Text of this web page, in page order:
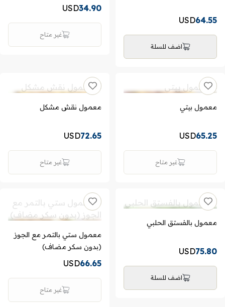
64.55
USD
اضف للسلة
34.90
USD
غير متاح
معمول بيتي
65.25
USD
غير متاح
معمول نقش مشكل
72.65
USD
غير متاح
معمول بالفستق الحلبي
75.80
USD
اضف للسلة
معمول ستي بالتمر مع الجوز
(بدون سكر مضاف)
66.65
USD
غير متاح